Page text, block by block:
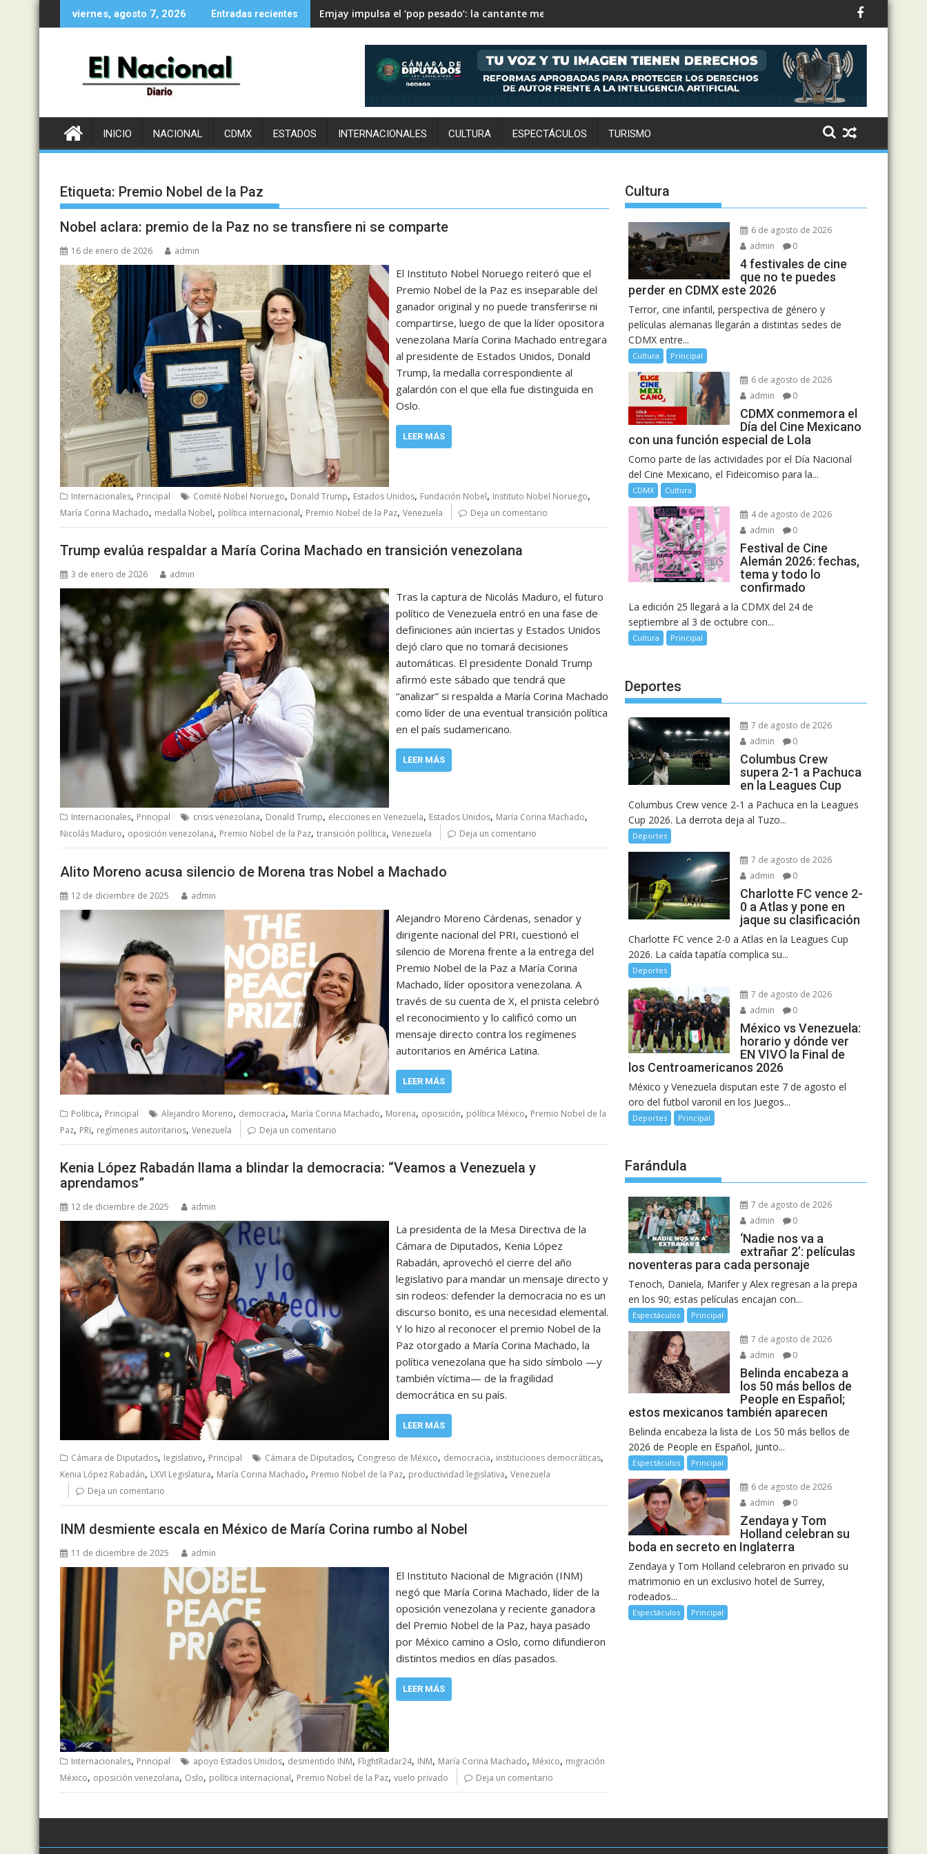
al
viernes, agosto 7, 2026 Entradas recientes Columbus Crew supera 2-1 a Pachuca en la Leagues Cup
Emjay impulsa el ‘pop pesado’: la cantante mexicana quiere abrir camino a una nueva generación femenina
INICIO NACIONAL CDMX ESTADOS INTERNACIONALES CULTURA ESPECTÁCULOS TURISMO
Etiqueta: Premio Nobel de la Paz
Nobel aclara: premio de la Paz no se transfiere ni se comparte
16 de enero de 2026 admin
El Instituto Nobel Noruego reiteró que el
Premio Nobel de la Paz es inseparable del
ganador original y no puede transferirse ni
compartirse, luego de que la líder opositora
venezolana María Corina Machado entregara
al presidente de Estados Unidos, Donald
Trump, la medalla correspondiente al
galardón con el que ella fue distinguida en
Oslo.
LEER MÁS
Internacionales, Principal Comité Nobel Noruego, Donald Trump, Estados Unidos, Fundación Nobel, Instituto Nobel Noruego,
María Corina Machado, medalla Nobel, política internacional, Premio Nobel de la Paz, Venezuela Deja un comentario
Trump evalúa respaldar a María Corina Machado en transición venezolana
3 de enero de 2026 admin
Tras la captura de Nicolás Maduro, el futuro
político de Venezuela entró en una fase de
definiciones aún inciertas y Estados Unidos
dejó claro que no tomará decisiones
automáticas. El presidente Donald Trump
afirmó este sábado que tendrá que
“analizar” si respalda a María Corina Machado
como líder de una eventual transición política
en el país sudamericano.
LEER MÁS
Internacionales, Principal crisis venezolana, Donald Trump, elecciones en Venezuela, Estados Unidos, María Corina Machado,
Nicolás Maduro, oposición venezolana, Premio Nobel de la Paz, transición política, Venezuela Deja un comentario
Alito Moreno acusa silencio de Morena tras Nobel a Machado
12 de diciembre de 2025 admin
Alejandro Moreno Cárdenas, senador y
dirigente nacional del PRI, cuestionó el
silencio de Morena frente a la entrega del
Premio Nobel de la Paz a María Corina
Machado, líder opositora venezolana. A
través de su cuenta de X, el priista celebró
el reconocimiento y lo calificó como un
mensaje directo contra los regímenes
autoritarios en América Latina.
LEER MÁS
Política, Principal Alejandro Moreno, democracia, María Corina Machado, Morena, oposición, política México, Premio Nobel de la
Paz, PRI, regímenes autoritarios, Venezuela Deja un comentario
Kenia López Rabadán llama a blindar la democracia: “Veamos a Venezuela y
aprendamos”
12 de diciembre de 2025 admin
La presidenta de la Mesa Directiva de la
Cámara de Diputados, Kenia López
Rabadán, aprovechó el cierre del año
legislativo para mandar un mensaje directo y
sin rodeos: defender la democracia no es un
discurso bonito, es una necesidad elemental.
Y lo hizo al reconocer el premio Nobel de la
Paz otorgado a María Corina Machado, la
política venezolana que ha sido símbolo —y
también víctima— de la fragilidad
democrática en su país.
LEER MÁS
Cámara de Diputados, legislativo, Principal Cámara de Diputados, Congreso de México, democracia, instituciones democráticas,
Kenia López Rabadán, LXVI Legislatura, María Corina Machado, Premio Nobel de la Paz, productividad legislativa, Venezuela
Deja un comentario
INM desmiente escala en México de María Corina rumbo al Nobel
11 de diciembre de 2025 admin
El Instituto Nacional de Migración (INM)
negó que María Corina Machado, líder de la
oposición venezolana y reciente ganadora
del Premio Nobel de la Paz, haya pasado
por México camino a Oslo, como difundieron
distintos medios en días pasados.
LEER MÁS
Internacionales, Principal apoyo Estados Unidos, desmentido INM, FlightRadar24, INM, María Corina Machado, México, migración
México, oposición venezolana, Oslo, política internacional, Premio Nobel de la Paz, vuelo privado Deja un comentario
Cultura
6 de agosto de 2026
admin
0
4 festivales de cine
que no te puedes
perder en CDMX este 2026
Terror, cine infantil, perspectiva de género y
películas alemanas llegarán a distintas sedes de
CDMX entre...
Cultura Principal
6 de agosto de 2026
admin
0
CDMX conmemora el
Día del Cine Mexicano
con una función especial de Lola
Como parte de las actividades por el Día Nacional
del Cine Mexicano, el Fideicomiso para la...
CDMX Cultura
4 de agosto de 2026
admin
0
Festival de Cine
Alemán 2026: fechas,
tema y todo lo
confirmado
La edición 25 llegará a la CDMX del 24 de
septiembre al 3 de octubre con...
Cultura Principal
Deportes
7 de agosto de 2026
admin
0
Columbus Crew
supera 2-1 a Pachuca
en la Leagues Cup
Columbus Crew vence 2-1 a Pachuca en la Leagues
Cup 2026. La derrota deja al Tuzo...
Deportes
7 de agosto de 2026
admin
0
Charlotte FC vence 2-
0 a Atlas y pone en
jaque su clasificación
Charlotte FC vence 2-0 a Atlas en la Leagues Cup
2026. La caída tapatía complica su...
Deportes
7 de agosto de 2026
admin
0
México vs Venezuela:
horario y dónde ver
EN VIVO la Final de
los Centroamericanos 2026
México y Venezuela disputan este 7 de agosto el
oro del futbol varonil en los Juegos...
Deportes Principal
Farándula
7 de agosto de 2026
admin
0
‘Nadie nos va a
extrañar 2’: películas
noventeras para cada personaje
Tenoch, Daniela, Marifer y Alex regresan a la prepa
en los 90; estas películas encajan con...
Espectáculos Principal
7 de agosto de 2026
admin
0
Belinda encabeza a
los 50 más bellos de
People en Español;
estos mexicanos también aparecen
Belinda encabeza la lista de Los 50 más bellos de
2026 de People en Español, junto...
Espectáculos Principal
6 de agosto de 2026
admin
0
Zendaya y Tom
Holland celebran su
boda en secreto en Inglaterra
Zendaya y Tom Holland celebraron en privado su
matrimonio en un exclusivo hotel de Surrey,
rodeados...
Espectáculos Principal